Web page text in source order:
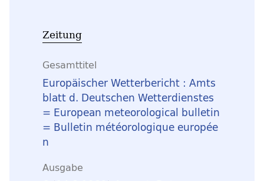
Zeitung
Gesamttitel
Europäischer Wetterbericht : Amts
blatt d. Deutschen Wetterdienstes
= European meteorological bulletin
= Bulletin météorologique europée
n
Ausgabe